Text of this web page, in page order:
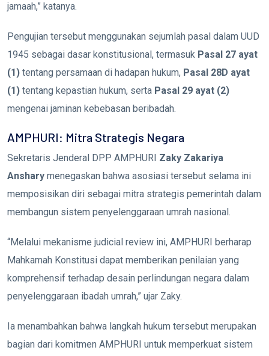
jamaah,” katanya.
Pengujian tersebut menggunakan sejumlah pasal dalam UUD
1945 sebagai dasar konstitusional, termasuk Pasal 27 ayat
(1) tentang persamaan di hadapan hukum, Pasal 28D ayat
(1) tentang kepastian hukum, serta Pasal 29 ayat (2)
mengenai jaminan kebebasan beribadah.
AMPHURI: Mitra Strategis Negara
Sekretaris Jenderal DPP AMPHURI Zaky Zakariya
Anshary menegaskan bahwa asosiasi tersebut selama ini
memposisikan diri sebagai mitra strategis pemerintah dalam
membangun sistem penyelenggaraan umrah nasional.
“Melalui mekanisme judicial review ini, AMPHURI berharap
Mahkamah Konstitusi dapat memberikan penilaian yang
komprehensif terhadap desain perlindungan negara dalam
penyelenggaraan ibadah umrah,” ujar Zaky.
Ia menambahkan bahwa langkah hukum tersebut merupakan
bagian dari komitmen AMPHURI untuk memperkuat sistem